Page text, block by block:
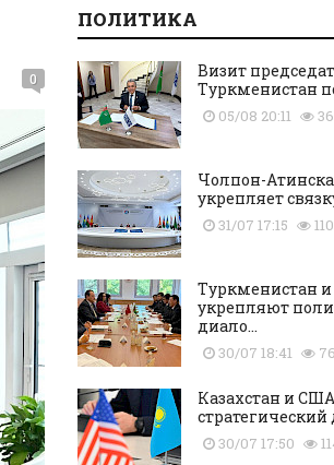
0
ПОЛИТИКА
Визит
Туркменистан
05/08 20:11 36
Чолпон-
укрепляет
31/07 17:15 110
Туркменистан
укрепляют
диало...
30/07 18:41 76
Казахстан и
стратегический
30/07 17:50